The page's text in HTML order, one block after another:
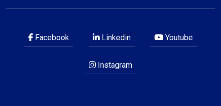
Facebook Linkedin Youtube
Instagram